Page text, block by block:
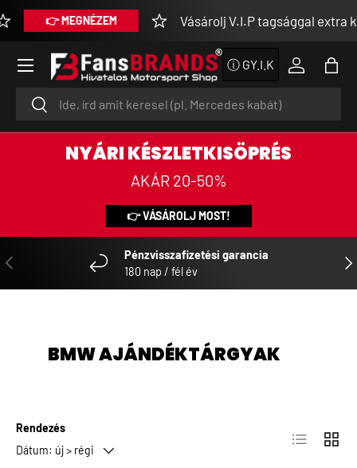
UGRÁS A TARTALOMRA
👉 MEGNÉZEM Vásárolj V.I.P tagsággal extra
Keresés
Keresés
ⓘ GY.I.K
Menü
NYÁRI KÉSZLETKISÖPRÉS
AKÁR 20-50%
👉 VÁSÁROLJ MOST!
ELŐZŐ
Pénzvisszafizetési garancia
180 nap / fél év
BMW AJÁNDÉKTÁRGYAK
Rendezés
Dátum: új > régi
Lista Rács